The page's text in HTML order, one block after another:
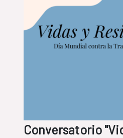
Conversatorio